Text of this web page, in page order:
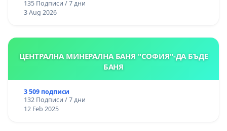
135 Подписи / 7 дни
3 Aug 2026
ЦЕНТРАЛНА МИНЕРАЛНА БАНЯ "СОФИЯ"-ДА БЪДЕ
БАНЯ
3 509 подписи
132 Подписи / 7 дни
12 Feb 2025